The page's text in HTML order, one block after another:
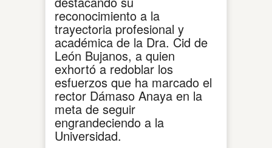
reconocimiento a la
trayectoria profesional y
académica de la Dra. Cid de
León Bujanos, a quien
exhortó a redoblar los
esfuerzos que ha marcado el
rector Dámaso Anaya en la
meta de seguir
engrandeciendo a la
Universidad.